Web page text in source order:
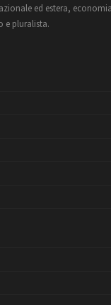
ed estera,
e pluralista.